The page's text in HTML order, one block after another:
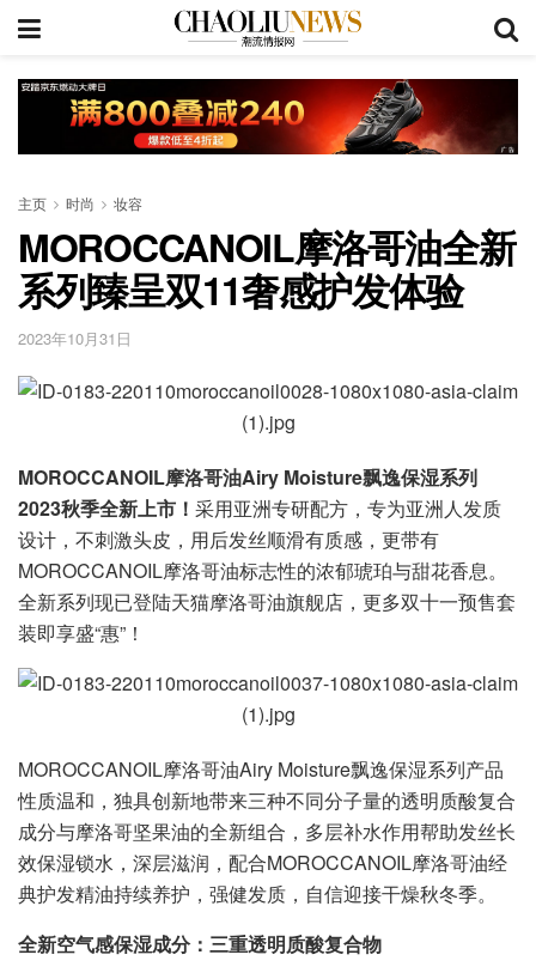
主页 时尚 妆容
MOROCCANOIL摩洛哥油全新
系列臻呈双11奢感护发体验
2023年10月31日
MOROCCANOIL摩洛哥油Airy Moisture飘逸保湿系列
2023秋季全新上市！ 采用亚洲专研配方，专为亚洲人发质
设计，不刺激头皮，用后发丝顺滑有质感，更带有
MOROCCANOIL摩洛哥油标志性的浓郁琥珀与甜花香息。
全新系列现已登陆天猫摩洛哥油旗舰店，更多双十一预售套
装即享盛“惠”！
MOROCCANOIL摩洛哥油Airy Moisture飘逸保湿系列产品
性质温和，独具创新地带来三种不同分子量的透明质酸复合
成分与摩洛哥坚果油的全新组合，多层补水作用帮助发丝长
效保湿锁水，深层滋润，配合MOROCCANOIL摩洛哥油经
典护发精油持续养护，强健发质，自信迎接干燥秋冬季。
全新空气感保湿成分：三重透明质酸复合物